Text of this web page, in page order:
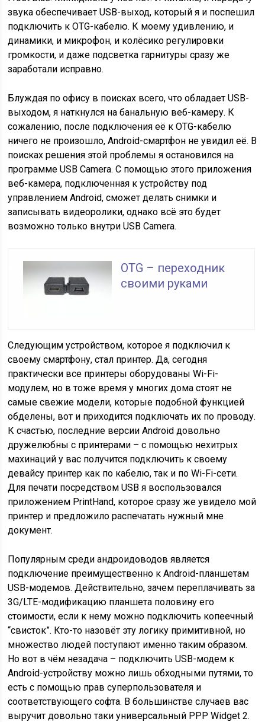
звука обеспечивает USB-выход, который я и поспешил
подключить к OTG-кабелю. К моему удивлению, и
динамики, и микрофон, и колёсико регулировки
громкости, и даже подсветка гарнитуры сразу же
заработали исправно.
Блуждая по офису в поисках всего, что обладает USB-
выходом, я наткнулся на банальную веб-камеру. К
сожалению, после подключения её к OTG-кабелю
ничего не произошло, Android-смартфон не увидил её. В
поисках решения этой проблемы я остановился на
программе USB Camera. С помощью этого приложения
веб-камера, подключенная к устройству под
управлением Android, сможет делать снимки и
записывать видеоролики, однако всё это будет
возможно только внутри USB Camera.
OTG – переходник
своими руками
Следующим устройством, которое я подключил к
своему смартфону, стал принтер. Да, сегодня
практически все принтеры оборудованы Wi-Fi-
модулем, но в тоже время у многих дома стоят не
самые свежие модели, которые подобной функцией
обделены, вот и приходится подключать их по проводу.
К счастью, последние версии Android довольно
дружелюбны с принтерами – с помощью нехитрых
махинаций у вас получится подключить к своему
девайсу принтер как по кабелю, так и по Wi-Fi-сети.
Для печати посредством USB я воспользовался
приложением PrintHand, которое сразу же увидело мой
принтер и предложило распечатать нужный мне
документ.
Популярным среди андроидоводов является
подключение преимущественно к Android-планшетам
USB-модемов. Действительно, зачем переплачивать за
3G/LTE-модификацию планшета половину его
стоимости, если к нему можно подключить копеечный
“свисток”. Кто-то назовёт эту логику примитивной, но
множество людей поступают именно таким образом.
Но вот в чём незадача – подключить USB-модем к
Android-устройству можно лишь обходными путями, то
есть с помощью прав суперпользователя и
соответствующего софта. В большинстве случаев вас
выручит довольно таки универсальный PPP Widget 2.